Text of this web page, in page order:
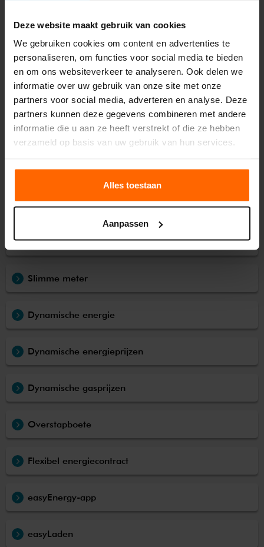
Deze website maakt gebruik van cookies
We gebruiken cookies om content en advertenties te
personaliseren, om functies voor social media te bieden
en om ons websiteverkeer te analyseren. Ook delen we
informatie over uw gebruik van onze site met onze
partners voor social media, adverteren en analyse. Deze
partners kunnen deze gegevens combineren met andere
informatie die u aan ze heeft verstrekt of die ze hebben
verzameld op basis van uw gebruik van hun services.
Alles toestaan
Aanpassen
Voorschot, facturen & betalingen
Mijn easyEnergy
Energiecontract
Ons aanbod
Overstappen naar easyEnergy
Onze tarieven
Stroom terugleveren
Slimme meter
Dynamische energie
Dynamische energieprijzen
Dynamische gasprijzen
Overstapboete
Flexibel energiecontract
easyEnergy-app
easyLaden